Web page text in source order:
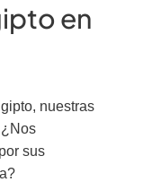
en
nuestras
sus